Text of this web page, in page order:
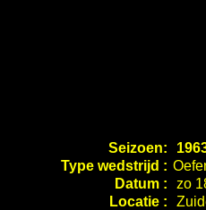
Seizoen:
Type wedstrijd :
Datum :
zo
Locatie :